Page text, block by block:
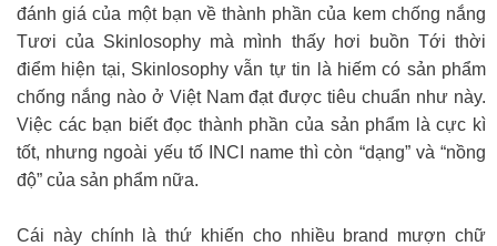
đánh giá của một bạn về thành phần của kem chống nắng
Tươi của Skinlosophy mà mình thấy hơi buồn Tới thời
điểm hiện tại, Skinlosophy vẫn tự tin là hiếm có sản phẩm
chống nắng nào ở Việt Nam đạt được tiêu chuẩn như này.
Việc các bạn biết đọc thành phần của sản phẩm là cực kì
tốt, nhưng ngoài yếu tố INCI name thì còn “dạng” và “nồng
độ” của sản phẩm nữa.
Cái này chính là thứ khiến cho nhiều brand mượn chữ